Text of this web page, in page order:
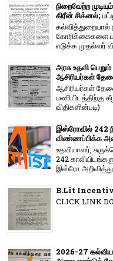
நிறைவேற்ற
கிரீன் சிக்னல்;
கல்வித்துறையால்
கோரிக்கைகளை
எடுக்க முதல்வர்
அரசு உதவி
ஆசிரியர்கள்
ஆசிரியர்கள்
விதிகளின்படி)
இஸ்ரோவில் 242
விண்ணப்பிக்க
உதவியாளர்,
242
இஸ்ரோ
B.Lit
CLICK LINK
2026-27